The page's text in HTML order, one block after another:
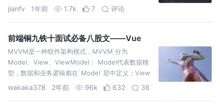
源作者对接更新功能，后期的版本迭代打算复刻的AI
jianfv 1年前 1.7k 7 评论
前端铜九铁十面试必备八股文——Vue
MVVM是一种软件架构模式，MVVM 分为
Model、View、ViewModel： Model代表数据模
型，数据和业务逻辑都在`Model`层中定义；View
代表UI视图，负责数据的展示
wakaka378 2年前 96k 632 36